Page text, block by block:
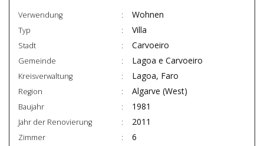
Verwendung Wohnen
Typ Villa
Stadt Carvoeiro
Gemeinde Lagoa e Carvoeiro
Kreisverwaltung Lagoa, Faro
Region Algarve (West)
Baujahr 1981
Jahr der Renovierung 2011
Zimmer 6